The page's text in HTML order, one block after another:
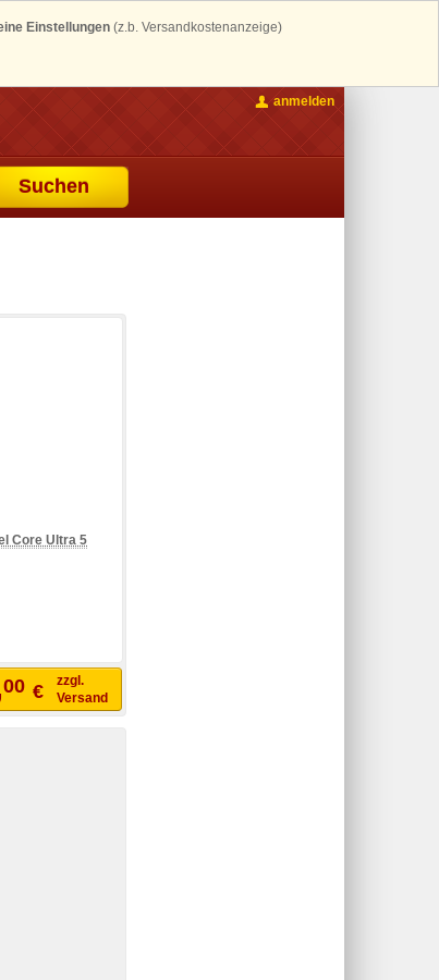
Einstellungen (z.b. Versandkostenanzeige)
Suchen
anmelden
Core Ultra 5
00 €
zzgl.
Versand